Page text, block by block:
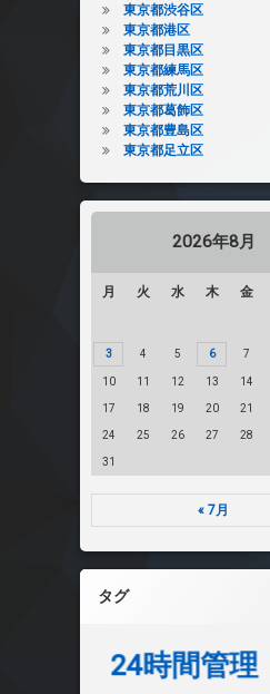
東京都渋谷区
東京都港区
東京都目黒区
東京都練馬区
東京都荒川区
東京都葛飾区
東京都豊島区
東京都足立区
2026年8月
月 火 水 木 金
3 4 5 6 7
10 11 12 13 14
17 18 19 20 21
24 25 26 27 28
31
« 7月
タグ
24時間管理